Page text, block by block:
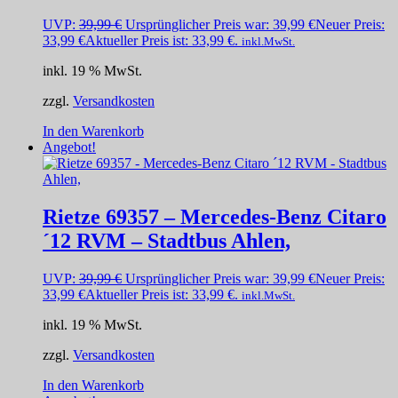
UVP: 39,99€ Ursprünglicher Preis war: 39,99 €Neuer Preis:
33,99 €Aktueller Preis ist: 33,99 €. inkl.MwSt.
inkl. 19 % MwSt.
zzgl. Versandkosten
In den Warenkorb
Angebot!
Rietze 69357 – Mercedes-Benz Citaro
´12 RVM – Stadtbus Ahlen,
UVP: 39,99€ Ursprünglicher Preis war: 39,99 €Neuer Preis:
33,99 €Aktueller Preis ist: 33,99 €. inkl.MwSt.
inkl. 19 % MwSt.
zzgl. Versandkosten
In den Warenkorb